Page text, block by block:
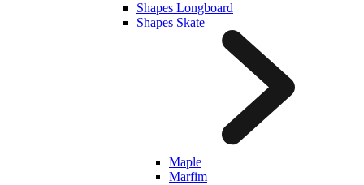
Shapes Longboard
Shapes Skate
Maple
Marfim